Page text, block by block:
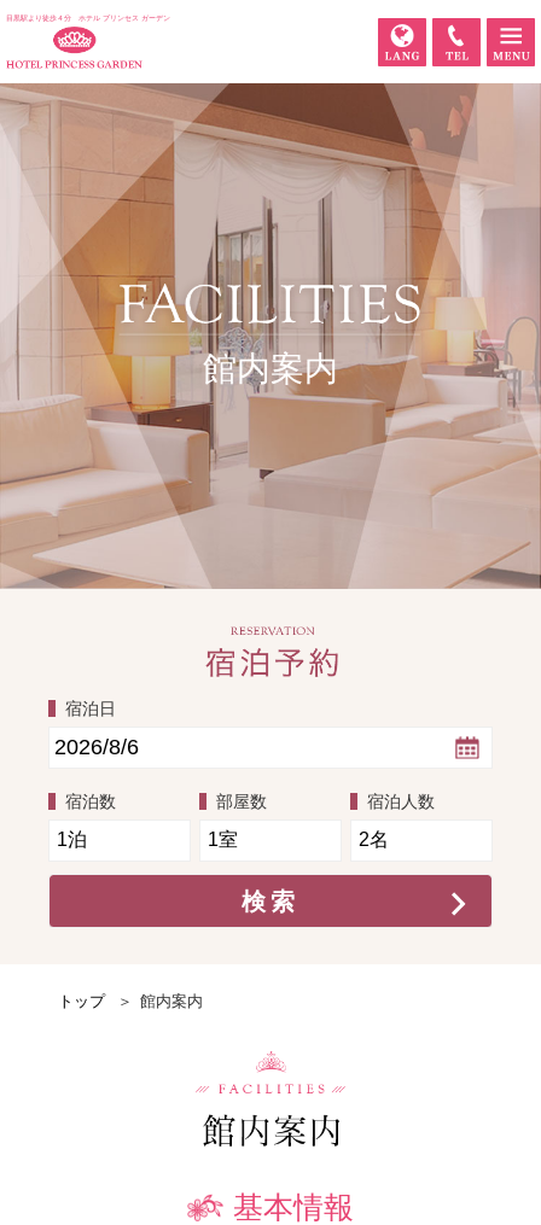
目黒駅より徒歩４分 ホテル プリンセス ガーデン
LANG TEL
宿泊日
宿泊数 部屋数 宿泊人数
トップ 館内案内
館内案内
基本情報